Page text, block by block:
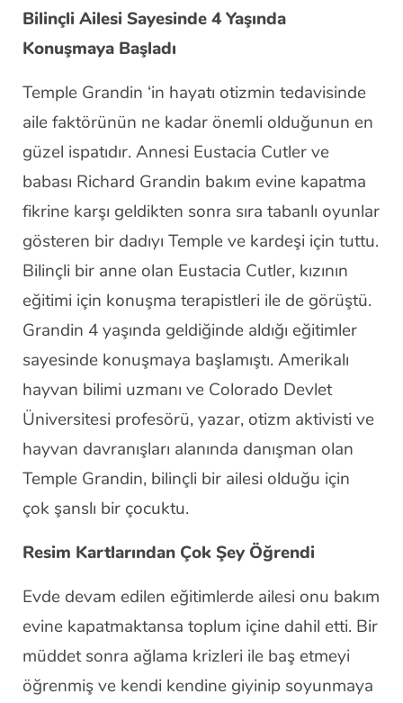
Bilinçli Ailesi Sayesinde 4 Yaşında
Konuşmaya Başladı
Temple Grandin ‘in hayatı otizmin tedavisinde
aile faktörünün ne kadar önemli olduğunun en
güzel ispatıdır. Annesi Eustacia Cutler ve
babası Richard Grandin bakım evine kapatma
fikrine karşı geldikten sonra sıra tabanlı oyunlar
gösteren bir dadıyı Temple ve kardeşi için tuttu.
Bilinçli bir anne olan Eustacia Cutler, kızının
eğitimi için konuşma terapistleri ile de görüştü.
Grandin 4 yaşında geldiğinde aldığı eğitimler
sayesinde konuşmaya başlamıştı. Amerikalı
hayvan bilimi uzmanı ve Colorado Devlet
Üniversitesi profesörü, yazar, otizm aktivisti ve
hayvan davranışları alanında danışman olan
Temple Grandin, bilinçli bir ailesi olduğu için
çok şanslı bir çocuktu.
Resim Kartlarından Çok Şey Öğrendi
Evde devam edilen eğitimlerde ailesi onu bakım
evine kapatmaktansa toplum içine dahil etti. Bir
müddet sonra ağlama krizleri ile baş etmeyi
öğrenmiş ve kendi kendine giyinip soyunmaya